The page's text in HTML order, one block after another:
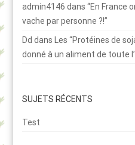
admin4146 dans“En France
vache par personne ?!”
Dd dans
Les “Protéines de
donné à un aliment de toute
SUJETS RÉCENTS
Test